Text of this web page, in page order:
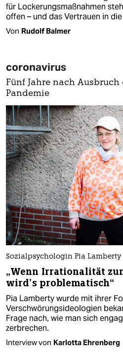
für Lockerungsmaßnahmen
offen – und das Vertrauen in
Von Rudolf Balmer
coronavirus
Fünf Jahre nach Ausbruch
Pandemie
Sozialpsychologin Pia Lamberty
„Wenn Irrationalität
wird’s problematisch“
Pia Lamberty wurde mit ihrer
Verschwörungsideologien
Frage nach, wie man sich
zerbrechen.
Interview von Karlotta Ehrenberg